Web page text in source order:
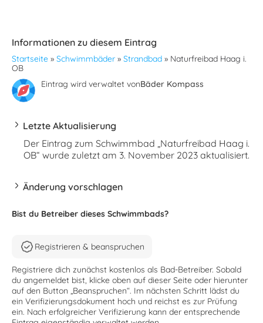
Informationen zu diesem Eintrag
Startseite » Schwimmbäder » Strandbad » Naturfreibad Haag i.
OB
Eintrag wird verwaltet vonBäder Kompass
Letzte Aktualisierung
Der Eintrag zum Schwimmbad „Naturfreibad Haag i.
OB“ wurde zuletzt am 3. November 2023 aktualisiert.
Änderung vorschlagen
Bist du Betreiber dieses Schwimmbads?
Registrieren & beanspruchen
Registriere dich zunächst kostenlos als Bad-Betreiber. Sobald
du angemeldet bist, klicke oben auf dieser Seite oder hierunter
auf den Button „Beanspruchen“. Im nächsten Schritt lädst du
ein Verifizierungsdokument hoch und reichst es zur Prüfung
ein. Nach erfolgreicher Verifizierung kann der entsprechende